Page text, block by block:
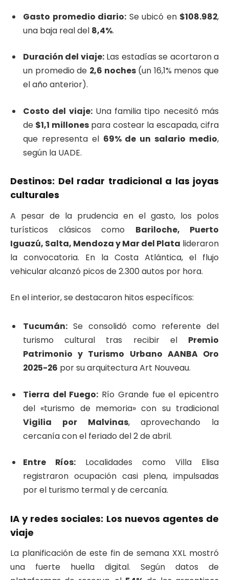
Gasto promedio diario: Se ubicó en $108.982,
una baja real del 8,4%.
Duración del viaje:Las estadías se acortaron a
un promedio de 2,6 noches(un 16,1% menos que
el año anterior).
Costo del viaje:Una familia tipo necesitó más
de $1,1 millonespara costear la escapada, cifra
que representa el 69% de un salario medio,
según la UADE.
Destinos: Del radar tradicional a las joyas
culturales
A pesar de la prudencia en el gasto, los polos
turísticos clásicos como Bariloche, Puerto
Iguazú, Salta, Mendoza y Mar del Plata lideraron
la convocatoria. En la Costa Atlántica, el flujo
vehicular alcanzó picos de 2.300 autos por hora.
En el interior, se destacaron hitos específicos:
Tucumán: Se consolidó como referente del
turismo cultural tras recibir el Premio
Patrimonio y Turismo Urbano AANBA Oro
2025-26 por su arquitectura Art Nouveau.
Tierra del Fuego: Río Grande fue el epicentro
del «turismo de memoria» con su tradicional
Vigilia por Malvinas, aprovechando la
cercanía con el feriado del 2 de abril.
Entre Ríos: Localidades como Villa Elisa
registraron ocupación casi plena, impulsadas
por el turismo termal y de cercanía.
IA y redes sociales: Los nuevos agentes de
viaje
La planificación de este fin de semana XXL mostró
una fuerte huella digital. Según datos de